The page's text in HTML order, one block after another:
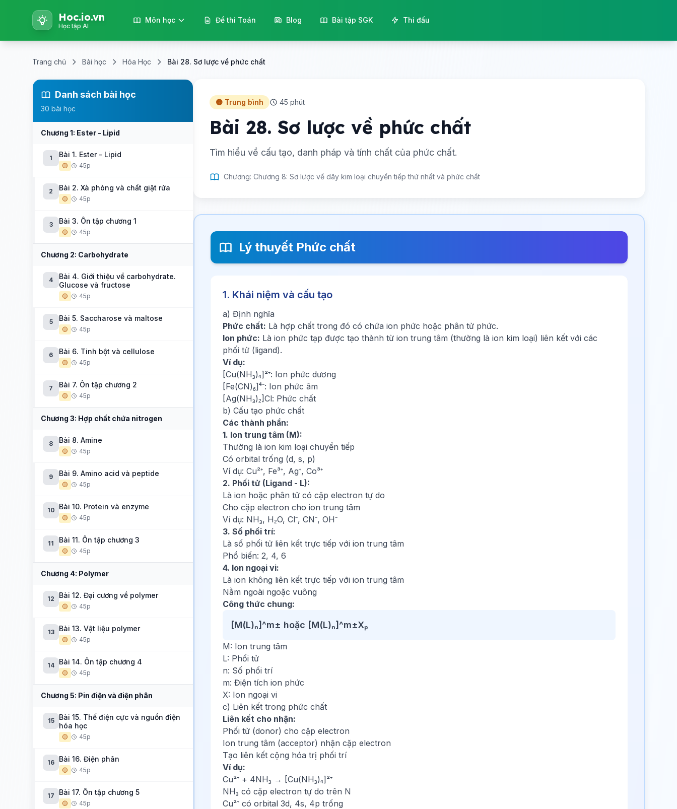
Hoc.io.vn
Học tập AI
Môn học Đề thi Toán Blog Bài tập SGK Thi đấu
Trang chủ Bài học Hóa Học Bài 28. Sơ lược về phức chất
🟡 Trung bình 45 phút
Bài 28. Sơ lược về phức chất
Tìm hiểu về cấu tạo, danh pháp và tính chất của phức chất.
Chương: Chương 8: Sơ lược về dãy kim loại chuyển tiếp thứ nhất và phức chất
Lý thuyết Phức chất
1. Khái niệm và cấu tạo
a) Định nghĩa
Phức chất: Là hợp chất trong đó có chứa ion phức hoặc phân tử phức.
Ion phức: Là ion phức tạp được tạo thành từ ion trung tâm (thường là ion kim loại) liên kết với các
phối tử (ligand).
Ví dụ:
[Cu(NH₃)₄]²⁺: Ion phức dương
[Fe(CN)₆]⁴⁻: Ion phức âm
[Ag(NH₃)₂]Cl: Phức chất
b) Cấu tạo phức chất
Các thành phần:
1. Ion trung tâm (M):
Thường là ion kim loại chuyển tiếp
Có orbital trống (d, s, p)
Ví dụ: Cu²⁺, Fe³⁺, Ag⁺, Co³⁺
2. Phối tử (Ligand - L):
Là ion hoặc phân tử có cặp electron tự do
Cho cặp electron cho ion trung tâm
Ví dụ: NH₃, H₂O, Cl⁻, CN⁻, OH⁻
3. Số phối trí:
Là số phối tử liên kết trực tiếp với ion trung tâm
Phổ biến: 2, 4, 6
4. Ion ngoại vi:
Là ion không liên kết trực tiếp với ion trung tâm
Nằm ngoài ngoặc vuông
Công thức chung:
[M(L)ₙ]^m± hoặc [M(L)ₙ]^m±Xₚ
M: Ion trung tâm
L: Phối tử
n: Số phối trí
m: Điện tích ion phức
X: Ion ngoại vi
c) Liên kết trong phức chất
Liên kết cho nhận:
Phối tử (donor) cho cặp electron
Ion trung tâm (acceptor) nhận cặp electron
Tạo liên kết cộng hóa trị phối trí
Ví dụ:
Cu²⁺ + 4NH₃ → [Cu(NH₃)₄]²⁺
NH₃ có cặp electron tự do trên N
Cu²⁺ có orbital 3d, 4s, 4p trống
Danh sách bài học
30 bài học
Chương 1: Ester - Lipid
1 Bài 1. Ester - Lipid
🟡 45p
2 Bài 2. Xà phòng và chất giặt rửa
🟡 45p
3 Bài 3. Ôn tập chương 1
🟡 45p
Chương 2: Carbohydrate
4
Bài 4. Giới thiệu về carbohydrate.
Glucose và fructose
🟡 45p
5 Bài 5. Saccharose và maltose
🟡 45p
6 Bài 6. Tinh bột và cellulose
🟡 45p
7 Bài 7. Ôn tập chương 2
🟡 45p
Chương 3: Hợp chất chứa nitrogen
8 Bài 8. Amine
🟡 45p
9 Bài 9. Amino acid và peptide
🟡 45p
10 Bài 10. Protein và enzyme
🟡 45p
11 Bài 11. Ôn tập chương 3
🟡 45p
Chương 4: Polymer
12 Bài 12. Đại cương về polymer
🟡 45p
13 Bài 13. Vật liệu polymer
🟡 45p
14 Bài 14. Ôn tập chương 4
🟡 45p
Chương 5: Pin điện và điện phân
15
Bài 15. Thế điện cực và nguồn điện
hóa học
🟡 45p
16 Bài 16. Điện phân
🟡 45p
17 Bài 17. Ôn tập chương 5
🟡 45p